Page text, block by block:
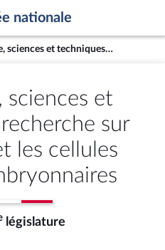
nationale
Recherche, sciences et techniques : recherche sur l'embryon et les cellules souches embryonnaires
sciences et
sur
les cellules
législature